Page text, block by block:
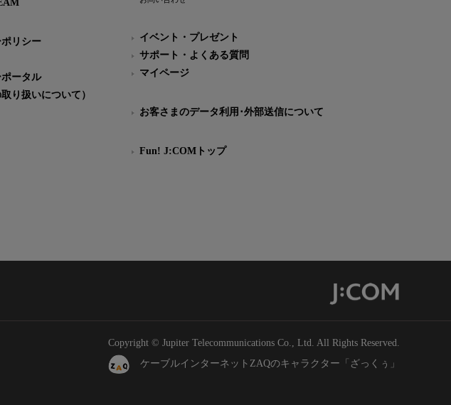
リシー
ータル
り扱いについて）
イベント・プレゼント
サポート・よくある質問
マイページ
お客さまのデータ利用･外部送信について
Fun! J:COMトップ
Copyright © Jupiter Telecommunications Co., Ltd. All Rights Reserved.
ケーブルインターネットZAQのキャラクター「ざっくぅ」